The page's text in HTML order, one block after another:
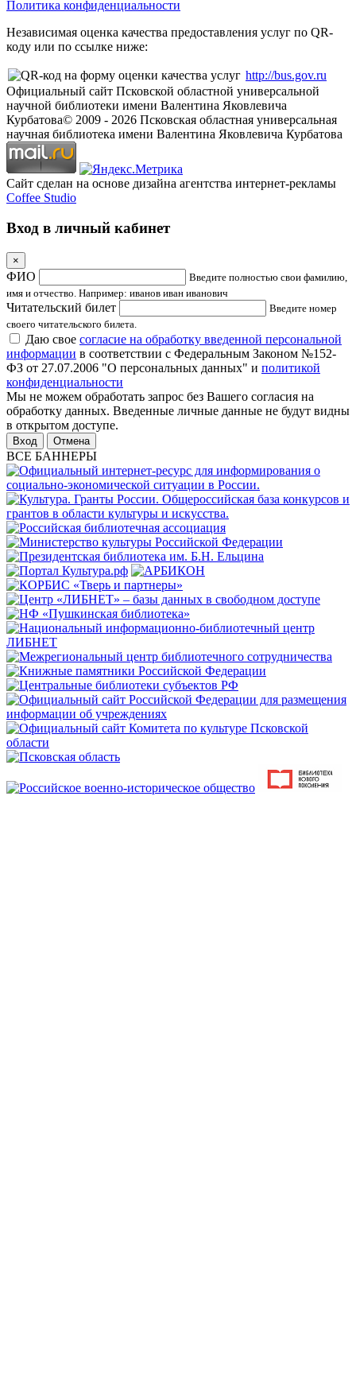
Политика конфиденциальности
Независимая оценка качества предоставления услуг по QR-
коду или по ссылке ниже:
http://bus.gov.ru
Официальный сайт Псковской областной универсальной
научной библиотеки имени Валентина Яковлевича
Курбатова© 2009 - 2026 Псковская областная универсальная
научная библиотека имени Валентина Яковлевича Курбатова
Сайт сделан на основе дизайна агентства интернет-рекламы
Coffee Studio
Вход в личный кабинет
×
ФИО
Введите полностью свои фамилию,
имя и отчество. Например: иванов иван иванович
Читательский билет
Введите номер
своего читательского билета.
Даю свое согласие на обработку введенной персональной
информации в соответствии с Федеральным Законом №152-
ФЗ от 27.07.2006 "О персональных данных" и политикой
конфиденциальности
Мы не можем обработать запрос без Вашего согласия на
обработку данных. Введенные личные данные не будут видны
в открытом доступе.
Отмена
ВСЕ БАННЕРЫ